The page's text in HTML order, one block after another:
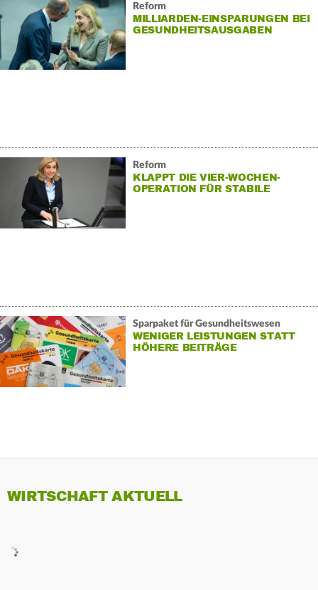
Reform
MILLIARDEN-EINSPARUNGEN BEI
GESUNDHEITSAUSGABEN
Reform
KLAPPT DIE VIER-WOCHEN-
OPERATION FÜR STABILE
Sparpaket für Gesundheitswesen
WENIGER LEISTUNGEN STATT
HÖHERE BEITRÄGE
WIRTSCHAFT AKTUELL